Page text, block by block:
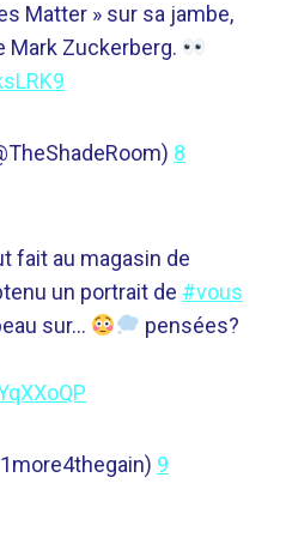
Matter » sur sa jambe,
Mark Zuckerberg.
8
fait au magasin de
un portrait de #vous
sur…
pensées?
9